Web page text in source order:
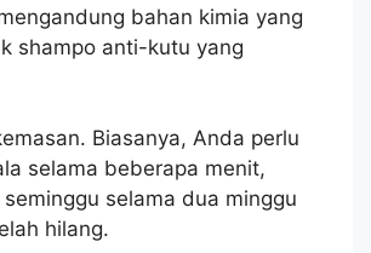
bahan kimia yang
shampo anti-kutu yang
Biasanya, Anda perlu
selama beberapa menit,
selama dua minggu
hilang.